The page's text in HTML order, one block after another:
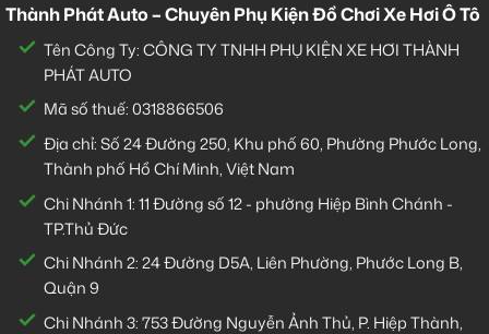
Thành Phát Auto – Chuyên Phụ Kiện Đồ Chơi Xe Hơi Ô Tô
Tên Công Ty: CÔNG TY TNHH PHỤ KIỆN XE HƠI THÀNH
PHÁT AUTO
Mã số thuế: 0318866506
Địa chỉ: Số 24 Đường 250, Khu phố 60, Phường Phước Long,
Thành phố Hồ Chí Minh, Việt Nam
Chi Nhánh 1:11 Đường số 12 - phường Hiệp Bình Chánh -
TP.Thủ Đức
Chi Nhánh 2:24 Đường D5A, Liên Phường, Phước Long B,
Quận 9
Chi Nhánh 3:753 Đường Nguyễn Ảnh Thủ, P. Hiệp Thành,